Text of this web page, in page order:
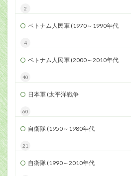
2
ベトナム人民軍 (1970～1990年代
4
ベトナム人民軍 (2000～2010年代
40
日本軍 (太平洋戦争
60
自衛隊 (1950～1980年代
21
自衛隊 (1990～2010年代